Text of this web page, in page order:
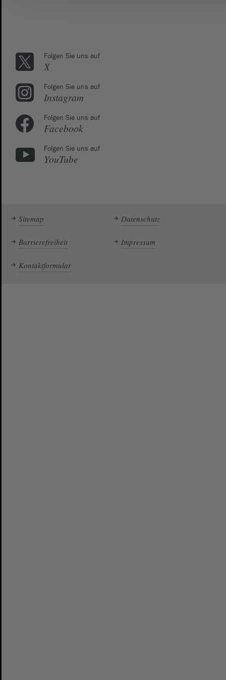
Folgen Sie uns auf
X
Folgen Sie uns auf
Instagram
Folgen Sie uns auf
Facebook
Folgen Sie uns auf
YouTube
Sitemap Datenschutz
Barrierefreiheit Impressum
Kontaktformular